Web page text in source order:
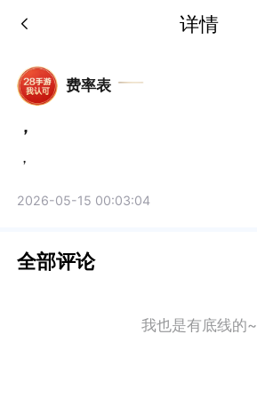
详情
费率表
，
，
2026-05-15 00:03:04
全部评论
我也是有底线的~